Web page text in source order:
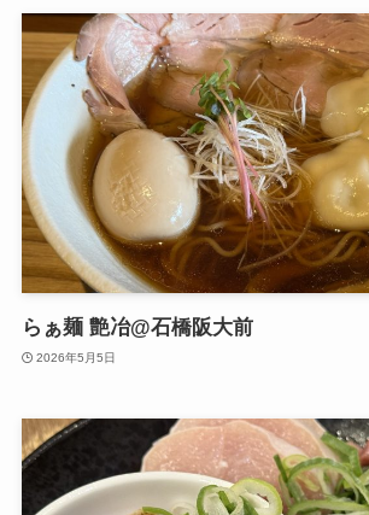
らぁ麺 艶冶@石橋阪大前
2026年5月5日